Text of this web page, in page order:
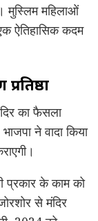
मुस्लिम महिलाओं
ऐतिहासिक कदम
का फैसला
ने वादा किया
प्रकार के काम को
से मंदिर